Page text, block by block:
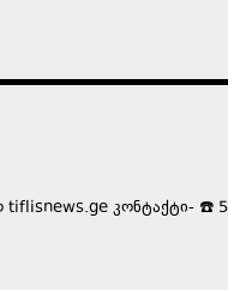
tiflisnews.ge კონტაქტი- ☎️